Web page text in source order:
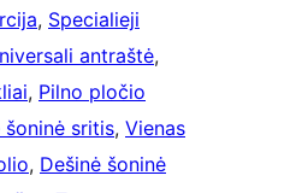
, Specialieji
antraštė
, Pilno pločio
šoninė sritis, Vienas
, Dešinė šoninė